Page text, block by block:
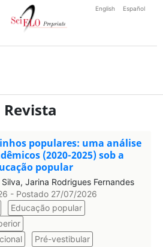
English Español
Revista
populares: uma análise
(2020-2025) sob a
popular
Jarina Rodrigues Fernandes
- Postado 27/07/2026
Educação popular
Pré-vestibular